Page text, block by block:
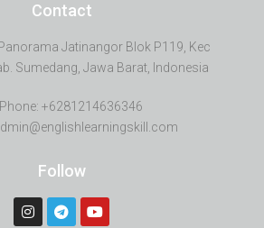
Contact
Jatinangor Blok P119, Kec
Sumedang, Jawa Barat, Indonesia
Phone: +6281214636346
Follow